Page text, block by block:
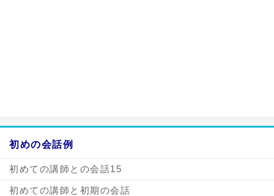
初めの会話例
初めての講師との会話15
初めての講師と初期の会話